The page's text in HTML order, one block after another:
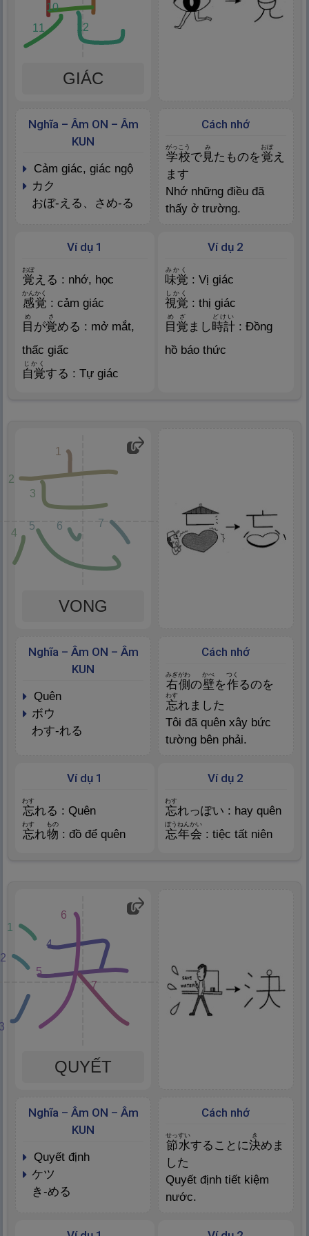
10
11
12
GIÁC
Cách nhớ
学校
がっこう
で見
み
たものを覚
おぼ
え
ます
Nhớ những điều đã
thấy ở trường.
Nghĩa – Âm ON – Âm
KUN
cảm giác, giác ngộ
カク
おぼ-える、さめ-る
Ví dụ 1
覚
おぼ
える : nhớ, học
感覚
かんかく
: cảm giác
目
め
が覚
さ
める : mở mắt,
thấc giấc
自覚
じかく
する : Tự giác
Ví dụ 2
味覚
みかく
: Vị giác
視覚
しかく
: thị giác
目 覚
めざ
まし 時計
どけい
: Đồng
hồ báo thức
1
4
3
2
5 6 7
VONG
Cách nhớ
右側
みぎがわ
の壁
かべ
を作
つく
るのを
忘
わす
れました
Tôi đã quên xây bức
tường bên phải.
Nghĩa – Âm ON – Âm
KUN
quên
ボウ
わす-れる
Ví dụ 1
忘
わす
れる : Quên
忘
わす
れ物
もの
: đồ để quên
Ví dụ 2
忘
わす
れっぽい : hay quên
忘年会
ぼうねんかい
: tiệc tất niên
1
2
4
5
6
7
QUYẾT
Cách nhớ
節水
せっすい
することに決
き
めま
した
Quyết định tiết kiệm
nước.
Nghĩa – Âm ON – Âm
KUN
quyết định
ケツ
き-める